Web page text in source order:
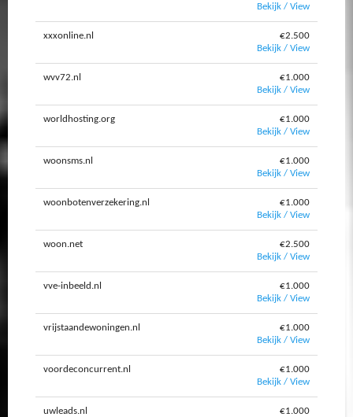
Bekijk / View
xxxonline.nl
€2.500
Bekijk / View
wvv72.nl
€1.000
Bekijk / View
worldhosting.org
€1.000
Bekijk / View
woonsms.nl
€1.000
Bekijk / View
woonbotenverzekering.nl
€1.000
Bekijk / View
woon.net
€2.500
Bekijk / View
vve-inbeeld.nl
€1.000
Bekijk / View
vrijstaandewoningen.nl
€1.000
Bekijk / View
voordeconcurrent.nl
€1.000
Bekijk / View
uwleads.nl
€1.000